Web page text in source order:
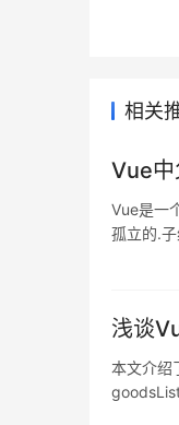
相关
Vue中
Vue是一
孤立的.
浅谈
本文介绍